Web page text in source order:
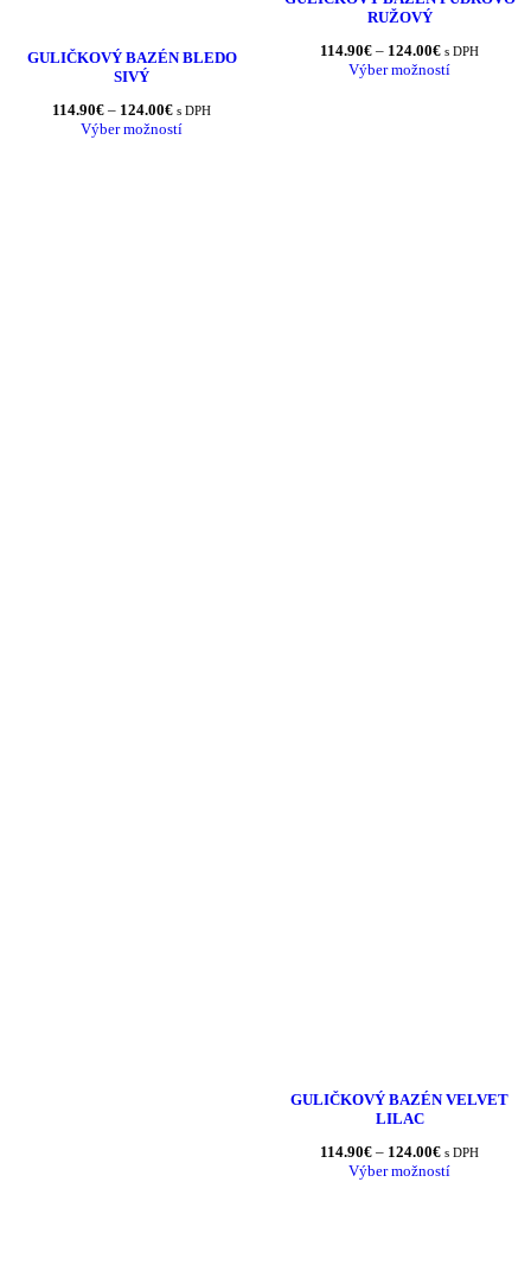
GULIČKOVÝ BAZÉN BLEDO
SIVÝ
114.90€ – 124.00€Price
range:
s DPH
Výber možností
RUŽOVÝ
114.90€ – 124.00€Price
range:
s DPH
Výber možností
GULIČKOVÝ BAZÉN VELVET
LILAC
114.90€ – 124.00€Price
range:
s DPH
Výber možností